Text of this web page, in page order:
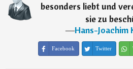
besonders liebt und
sie zu
―Hans-Joachim
Facebook Twitter